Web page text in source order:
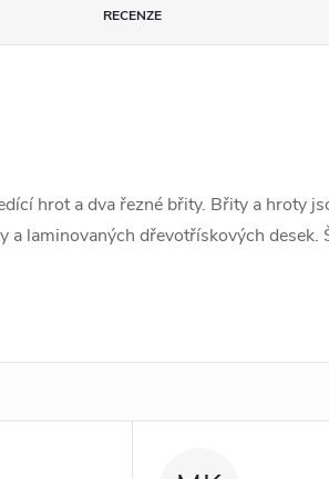
RECENZE
hrot a dva řezné břity. Břity a hroty
laminovaných dřevotřískových desek.